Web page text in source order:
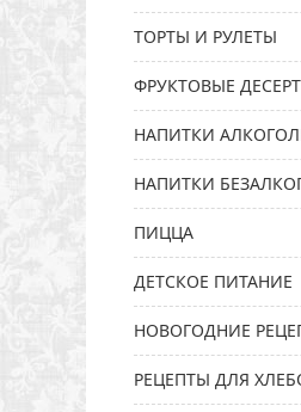
ТОРТЫ И РУЛЕТЫ
ФРУКТОВЫЕ
НАПИТКИ
НАПИТКИ
ПИЦЦА
ДЕТСКОЕ ПИТАНИЕ
НОВОГОДНИЕ
РЕЦЕПТЫ ДЛЯ